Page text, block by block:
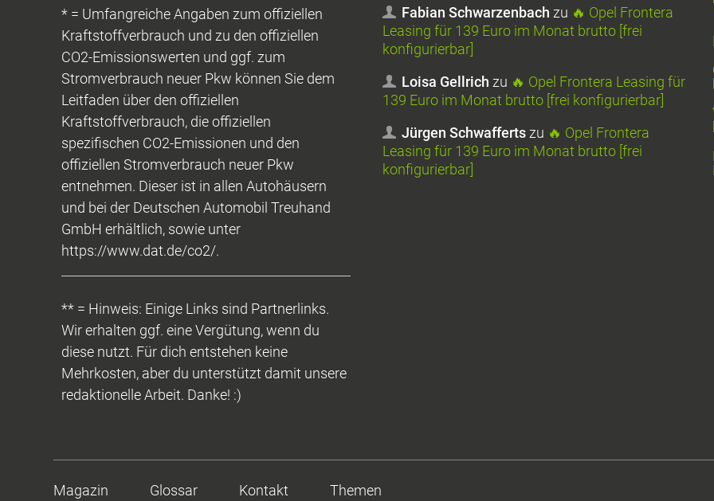
* = Umfangreiche Angaben zum offiziellen
Kraftstoffverbrauch und zu den offiziellen
CO2-Emissionswerten und ggf. zum
Stromverbrauch neuer Pkw können Sie dem
Leitfaden über den offiziellen
Kraftstoffverbrauch, die offiziellen
spezifischen CO2-Emissionen und den
offiziellen Stromverbrauch neuer Pkw
entnehmen. Dieser ist in allen Autohäusern
und bei der Deutschen Automobil Treuhand
GmbH erhältlich, sowie unter
https://www.dat.de/co2/.
** = Hinweis: Einige Links sind Partnerlinks.
Wir erhalten ggf. eine Vergütung, wenn du
diese nutzt. Für dich entstehen keine
Mehrkosten, aber du unterstützt damit unsere
redaktionelle Arbeit. Danke! :)
Fabian Schwarzenbach zu 🔥 Opel Frontera
Leasing für 139 Euro im Monat brutto [frei
konfigurierbar]
Loisa Gellrich zu 🔥 Opel Frontera Leasing für
139 Euro im Monat brutto [frei konfigurierbar]
Jürgen Schwaffertszu 🔥 Opel Frontera
Leasing für 139 Euro im Monat brutto [frei
konfigurierbar]
Magazin Glossar Kontakt Themen